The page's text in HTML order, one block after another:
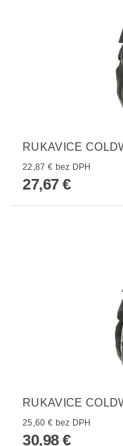
RUKAVICE
22,87 € bez DPH
27,67 €
RUKAVICE
25,60 € bez DPH
30,98 €